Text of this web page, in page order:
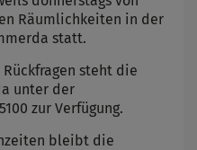
Räumlichkeiten in der
statt.
steht die
unter der
zur Verfügung.
bleibt die